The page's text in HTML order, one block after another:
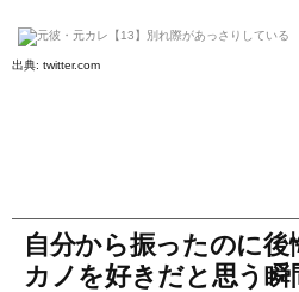
出典: twitter.com
自分から振ったのに
カノを好きだと思う瞬